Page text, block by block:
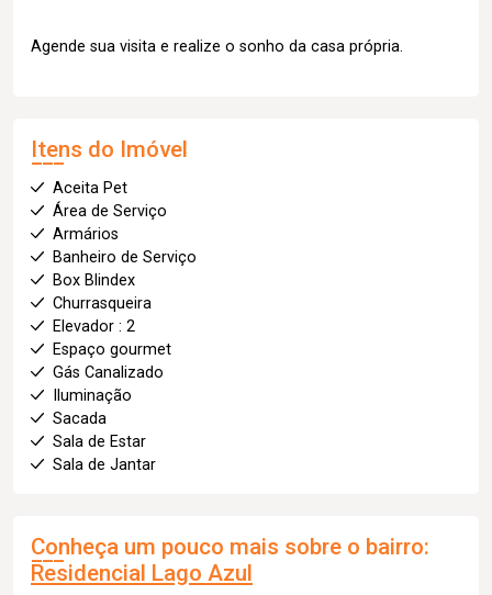
Agende sua visita e realize o sonho da casa própria.
Itens do Imóvel
Aceita Pet
Área de Serviço
Armários
Banheiro de Serviço
Box Blindex
Churrasqueira
Elevador : 2
Espaço gourmet
Gás Canalizado
Iluminação
Sacada
Sala de Estar
Sala de Jantar
Conheça um pouco mais sobre o bairro:
Residencial Lago Azul